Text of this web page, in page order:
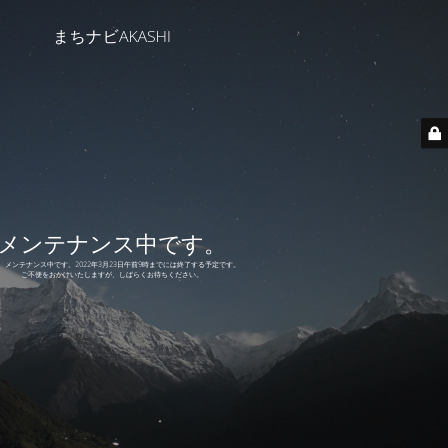
まちナビAKASHI
ンテナンス中です。
メンテナンス中です。2022年3月23日午前9時までには終了する予定です。
ご不便をおかけいたしますが、しばらくお待ちください。